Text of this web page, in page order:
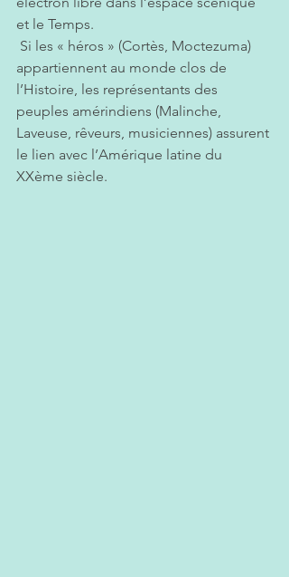
et le Temps.
appartiennent au monde clos de
l’Histoire, les représentants des
peuples amérindiens (Malinche,
Laveuse, rêveurs, musiciennes) assurent
le lien avec l’Amérique latine du
XXème siècle.